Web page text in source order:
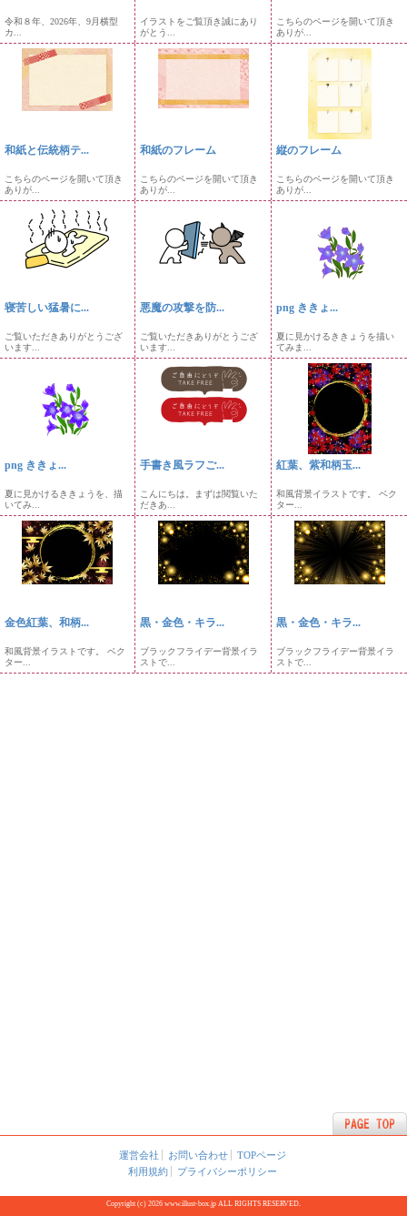
令和８年、2026年、9月横型
カ...
イラストをご覧頂き誠にあり
がとう...
こちらのページを開いて頂き
ありが...
和紙と伝統柄テ...
こちらのページを開いて頂き
ありが...
和紙のフレーム
こちらのページを開いて頂き
ありが...
縦のフレーム
こちらのページを開いて頂き
ありが...
寝苦しい猛暑に...
ご覧いただきありがとうござ
います...
悪魔の攻撃を防...
ご覧いただきありがとうござ
います...
png ききょ...
夏に見かけるききょうを描い
てみま...
png ききょ...
夏に見かけるききょうを、描
いてみ...
手書き風ラフご...
こんにちは。まずは閲覧いた
だきあ...
紅葉、紫和柄玉...
和風背景イラストです。 ベク
ター...
金色紅葉、和柄...
和風背景イラストです。 ベク
ター...
黒・金色・キラ...
ブラックフライデー背景イラ
ストで...
黒・金色・キラ...
ブラックフライデー背景イラ
ストで...
運営会社 お問い合わせ
TOPページ
利用規約
プライバシーポリシー
Copyright (c) 2026 www.illust-box.jp ALL RIGHTS RESERVED.